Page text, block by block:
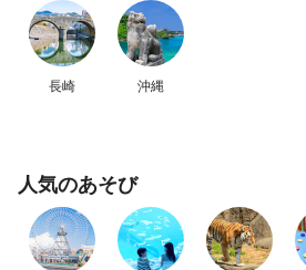
長崎 沖縄
人気のあそび